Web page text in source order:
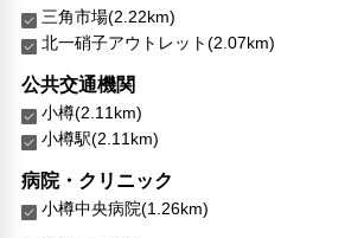
三角市場(2.22km)
北一硝子アウトレット(2.07km)
公共交通機関
小樽(2.11km)
小樽駅(2.11km)
病院・クリニック
小樽中央病院(1.26km)